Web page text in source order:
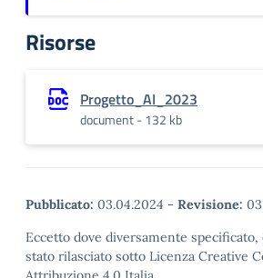
Risorse
Progetto_AI_2023
document - 132 kb
Pubblicato: 03.04.2024 - Revisione:
Eccetto dove diversamente
stato rilasciato sotto Licenza Creative